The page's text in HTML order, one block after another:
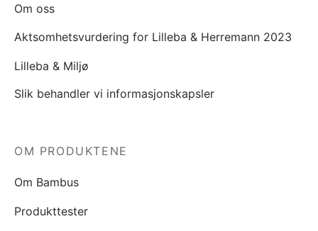
Om oss
Aktsomhetsvurdering for Lilleba & Herremann 2023
Lilleba & Miljø
Slik behandler vi informasjonskapsler
OM PRODUKTENE
Om Bambus
Produkttester